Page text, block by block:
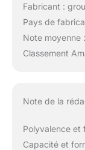
Fabricant :
Pays de
Note moyenne
Classement
Note de la
Polyvalence et
Capacité et